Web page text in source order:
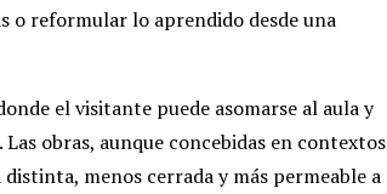
o reformular lo aprendido desde una
el visitante puede asomarse al aula y
obras, aunque concebidas en contextos
menos cerrada y más permeable a